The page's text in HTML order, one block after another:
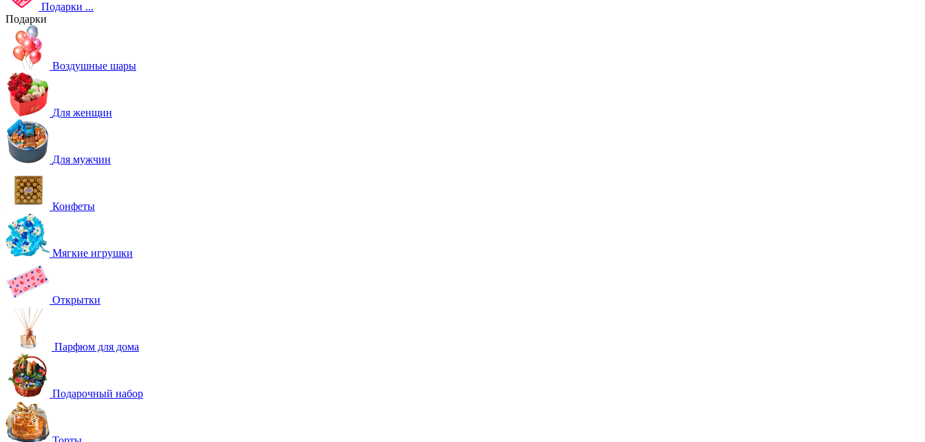
Подарки ...
Подарки
Воздушные шары
Для женщин
Для мужчин
Конфеты
Мягкие игрушки
Открытки
Парфюм для дома
Подарочный набор